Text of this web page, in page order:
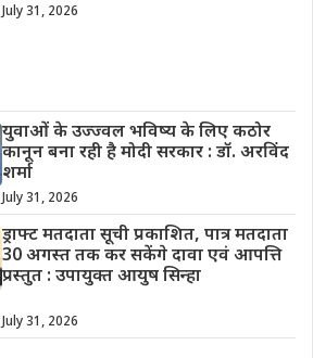
July 31, 2026
युवाओं के उज्ज्वल भविष्य के लिए कठोर
कानून बना रही है मोदी सरकार : डॉ. अरविंद
शर्मा
July 31, 2026
ड्राफ्ट मतदाता सूची प्रकाशित, पात्र मतदाता
30 अगस्त तक कर सकेंगे दावा एवं आपत्ति
प्रस्तुत : उपायुक्त आयुष सिन्हा
July 31, 2026